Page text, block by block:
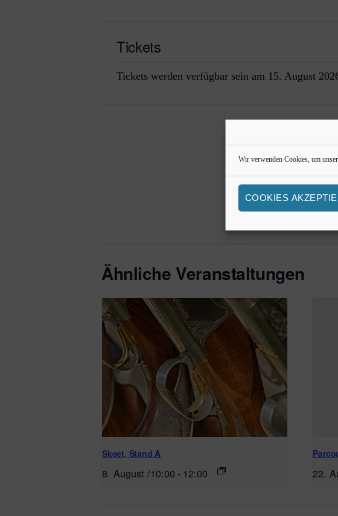
Wir verwenden Cookies, um
COOKIES
Tickets
Tickets werden verfügbar sein am 15. August
Ähnliche Veranstaltungen
Skeet, Stand A
8. August /10:00 - 12:00 22.